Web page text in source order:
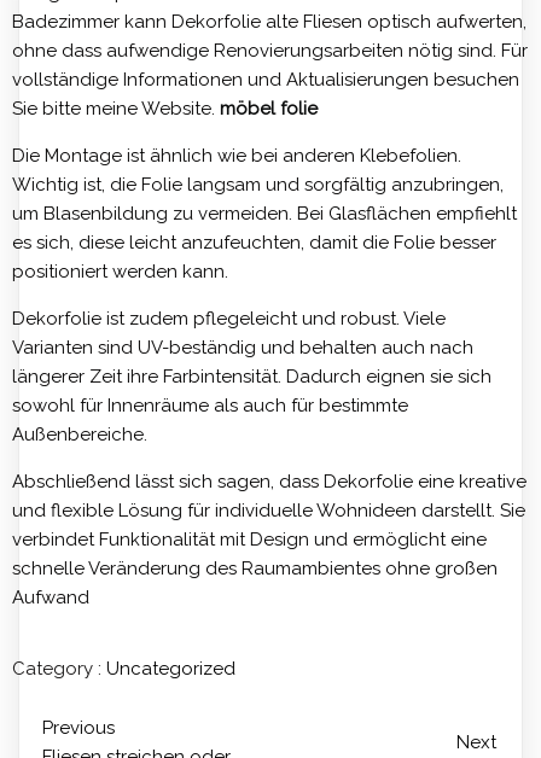
Badezimmer kann Dekorfolie alte Fliesen optisch aufwerten,
ohne dass aufwendige Renovierungsarbeiten nötig sind. Für
vollständige Informationen und Aktualisierungen besuchen
Sie bitte meine Website. möbel folie
Die Montage ist ähnlich wie bei anderen Klebefolien.
Wichtig ist, die Folie langsam und sorgfältig anzubringen,
um Blasenbildung zu vermeiden. Bei Glasflächen empfiehlt
es sich, diese leicht anzufeuchten, damit die Folie besser
positioniert werden kann.
Dekorfolie ist zudem pflegeleicht und robust. Viele
Varianten sind UV-beständig und behalten auch nach
längerer Zeit ihre Farbintensität. Dadurch eignen sie sich
sowohl für Innenräume als auch für bestimmte
Außenbereiche.
Abschließend lässt sich sagen, dass Dekorfolie eine kreative
und flexible Lösung für individuelle Wohnideen darstellt. Sie
verbindet Funktionalität mit Design und ermöglicht eine
schnelle Veränderung des Raumambientes ohne großen
Aufwand
Category : Uncategorized
Previous
Next